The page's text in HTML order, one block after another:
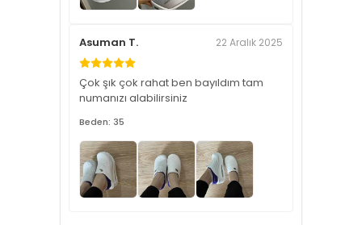
Asuman T. 22 Aralık 2025
Çok şık çok rahat ben bayıldım tam
numanızı alabilirsiniz
Beden: 35